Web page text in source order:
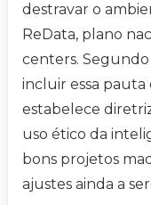
destravar o
ReData, plano
centers.
incluir essa
estabelece
uso ético da
bons projetos
ajustes ainda a